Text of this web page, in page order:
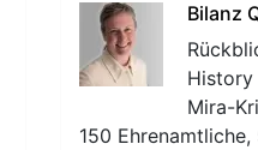
Bilanz
Mira-
150